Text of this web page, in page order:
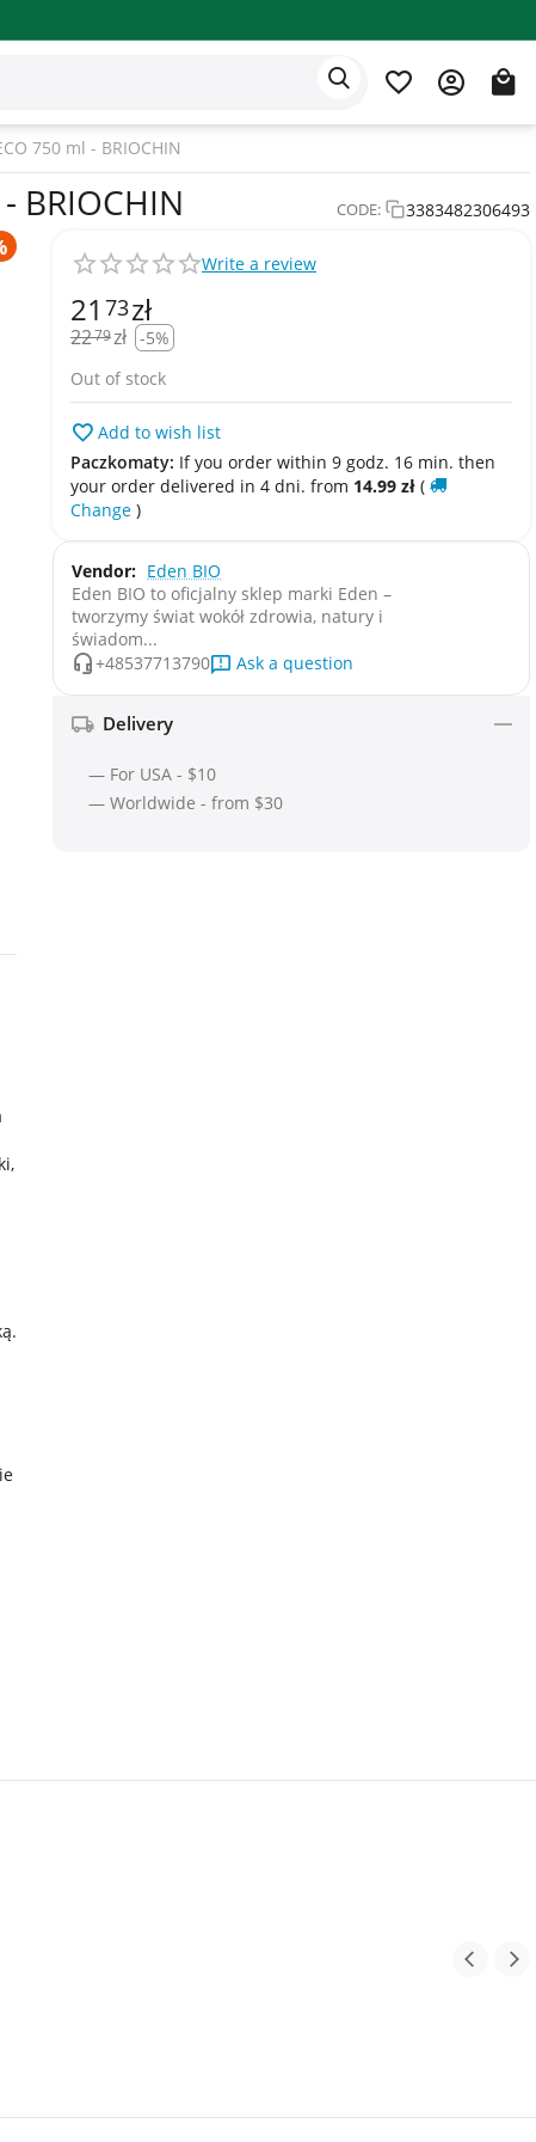
750 ml - BRIOCHIN
BRIOCHIN CODE: 3383482306493
Write a review
21 73zł
2279zł -5%
Out of stock
Add to wish list
Paczkomaty: If you order within 9 godz. 16 min. then
your order delivered in 4 dni. from 14.99 zł (
Change )
Vendor: Eden BIO
Eden BIO to oficjalny sklep marki Eden –
tworzymy świat wokół zdrowia, natury i
świadom...
+48537713790
Ask a question
Delivery
— For USA - $10
— Worldwide - from $30